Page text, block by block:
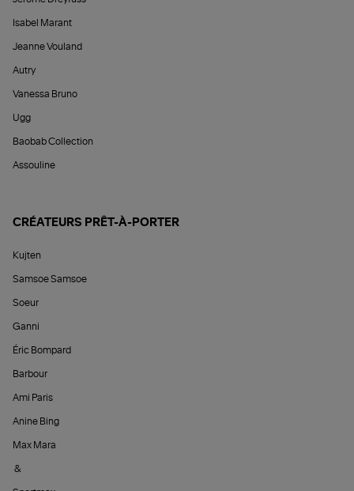
Isabel Marant
Jeanne Vouland
Autry
Vanessa Bruno
Ugg
Baobab Collection
Assouline
CRÉATEURS PRÊT-À-PORTER
Kujten
Samsoe Samsoe
Soeur
Ganni
Éric Bompard
Barbour
Ami Paris
Anine Bing
Max Mara
&